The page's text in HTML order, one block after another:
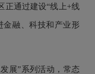
通过建设“线上+线
金融、科技和产业形
展”系列活动，常态